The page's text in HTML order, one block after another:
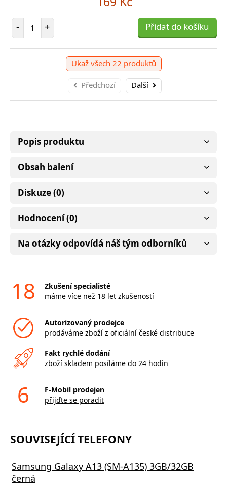
- Počet položek
+ Přidat do košíku
Ukaž všech 22 produktů
Předchozí Další
Popis produktu
Obsah balení
Diskuze (0)
Hodnocení (0)
Na otázky odpovídá náš tým odborníků
18
Zkušení specialisté
máme více než 18 let zkušeností
Autorizovaný prodejce
prodáváme zboží z oficiální české distribuce
Fakt rychlé dodání
zboží skladem posíláme do 24 hodin
6
F-Mobil prodejen
přijďte se poradit
SOUVISEJÍCÍ TELEFONY
Samsung Galaxy A13 (SM-A135) 3GB/32GB
černá